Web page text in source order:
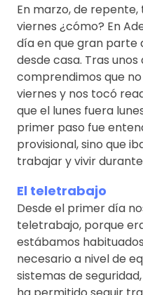
En marzo, de
viernes ¿cómo? En
día en que gran parte
desde casa. Tras
comprendimos que
viernes y nos tocó
que el lunes fuera
primer paso fue
provisional, sino que
trabajar y vivir
El teletrabajo
Desde el primer día
teletrabajo, porque
estábamos
necesario a nivel de
sistemas de